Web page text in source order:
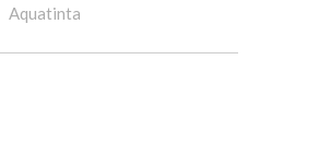
Aquatinta